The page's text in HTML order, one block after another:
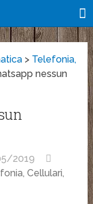
> Telefonia,
nessun
2019
Cellulari,